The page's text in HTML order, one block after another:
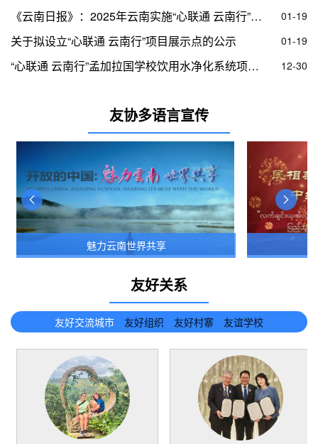
《云南日报》：2025年云南实施“心联通 云南行”项目45个 01-19
关于拟设立“心联通 云南行”项目展示点的公示 01-19
“心联通 云南行”孟加拉国学校饮用水净化系统项目圆满交接 12-30
友协多语言宣传

魅力云南世界共享
魅力云南世界

友好关系
友好交流城市 友好组织 友好村寨 友谊学校